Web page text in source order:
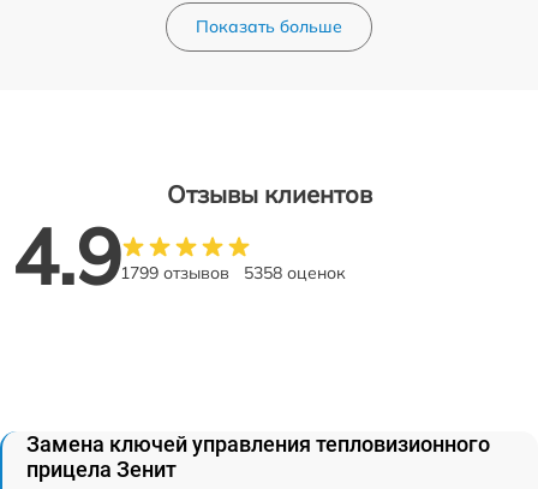
Показать больше
Отзывы клиентов
4.91799 отзывов 5358 оценок
Замена ключей управления тепловизионного
прицела Зенит